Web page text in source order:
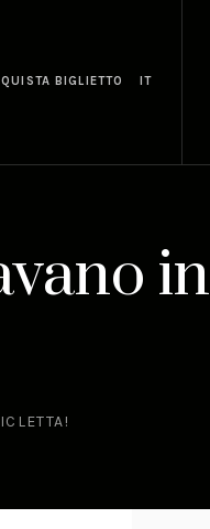
BIGLIETTO IT
in